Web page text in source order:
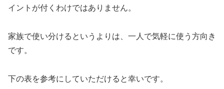
イントが付くわけではありません。
家族で使い分けるというよりは、一人で気軽に使う方向き
です。
下の表を参考にしていただけると幸いです。